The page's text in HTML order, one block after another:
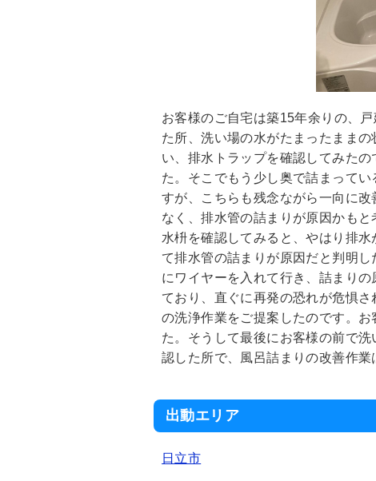
お客様のご自宅は築15年余りの、
た所、洗い場の水がたまったまま
い、排水トラップを確認してみた
た。そこでもう少し奥で詰まって
すが、こちらも残念ながら一向に
なく、排水管の詰まりが原因かも
水枡を確認してみると、やはり排
て排水管の詰まりが原因だと判明
にワイヤーを入れて行き、詰まり
ており、直ぐに再発の恐れが危惧
の洗浄作業をご提案したのです。
た。そうして最後にお客様の前で
認した所で、風呂詰まりの改善作業
出動エリア
日立市